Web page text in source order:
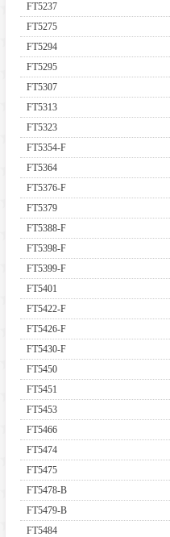
FT5237
FT5275
FT5294
FT5295
FT5307
FT5313
FT5323
FT5354-F
FT5364
FT5376-F
FT5379
FT5388-F
FT5398-F
FT5399-F
FT5401
FT5422-F
FT5426-F
FT5430-F
FT5450
FT5451
FT5453
FT5466
FT5474
FT5475
FT5478-B
FT5479-B
FT5484